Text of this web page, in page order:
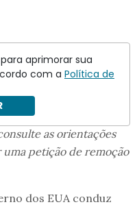
de solicitação
incluindo a Lista SDN,
as orientações
petição de remoção
dos EUA conduz
aprimorar sua
com a Política de